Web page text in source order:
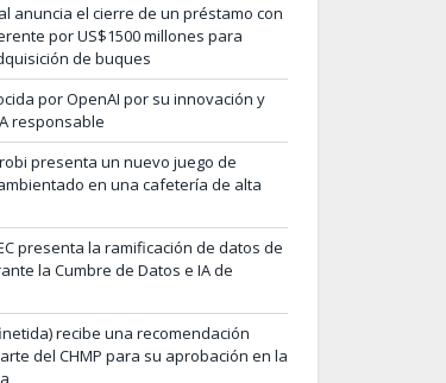
anuncia el cierre de un préstamo con
por US$1500 millones para
de buques
por OpenAI por su innovación y
responsable
presenta un nuevo juego de
en una cafetería de alta
presenta la ramificación de datos de
la Cumbre de Datos e IA de
recibe una recomendación
del CHMP para su aprobación en la